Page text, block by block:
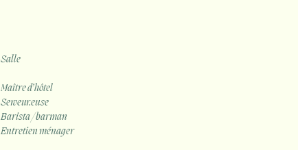
Salle
Maître d’hôtel
Serveur.euse
Barista / barman
Entretien ménager